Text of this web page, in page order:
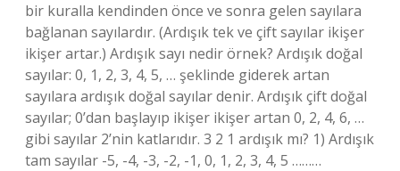
bir kuralla kendinden önce ve sonra gelen sayılara
bağlanan sayılardır. (Ardışık tek ve çift sayılar ikişer
ikişer artar.) Ardışık sayı nedir örnek? Ardışık doğal
sayılar: 0, 1, 2, 3, 4, 5, … şeklinde giderek artan
sayılara ardışık doğal sayılar denir. Ardışık çift doğal
sayılar; 0’dan başlayıp ikişer ikişer artan 0, 2, 4, 6, …
gibi sayılar 2’nin katlarıdır. 3 2 1 ardışık mı? 1) Ardışık
tam sayılar -5, -4, -3, -2, -1, 0, 1, 2, 3, 4, 5 ………